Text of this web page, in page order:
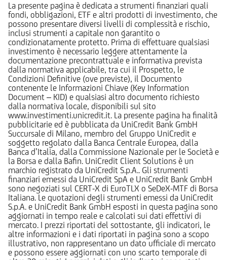
La presente pagina è dedicata a strumenti finanziari quali
fondi, obbligazioni, ETF e altri prodotti di investimento, che
possono presentare diversi livelli di complessità e rischio,
inclusi strumenti a capitale non garantito o
condizionatamente protetto. Prima di effettuare qualsiasi
investimento è necessario leggere attentamente la
documentazione precontrattuale e informativa prevista
dalla normativa applicabile, tra cui il Prospetto, le
Condizioni Definitive (ove previste), il Documento
contenente le Informazioni Chiave (Key Information
Document – KID) e qualsiasi altro documento richiesto
dalla normativa locale, disponibili sul sito
www.investimenti.unicredit.it. La presente pagina ha finalità
pubblicitarie ed è pubblicata da UniCredit Bank GmbH
Succursale di Milano, membro del Gruppo UniCredit e
soggetto regolato dalla Banca Centrale Europea, dalla
Banca d’Italia, dalla Commissione Nazionale per le Società e
la Borsa e dalla Bafin. UniCredit Client Solutions è un
marchio registrato da UniCredit S.p.A.. Gli strumenti
finanziari emessi da UniCredit SpA e UniCredit Bank GmbH
sono negoziati sul CERT-X di EuroTLX o SeDeX-MTF di Borsa
Italiana. Le quotazioni degli strumenti emessi da UniCredit
S.p.A. e UniCredit Bank GmbH esposti in questa pagina sono
aggiornati in tempo reale e calcolati sui dati effettivi di
mercato. I prezzi riportati del sottostante, gli indicatori, le
altre informazioni e i dati riportati in pagina sono a scopo
illustrativo, non rappresentano un dato ufficiale di mercato
e possono essere aggiornati con uno scarto temporale di